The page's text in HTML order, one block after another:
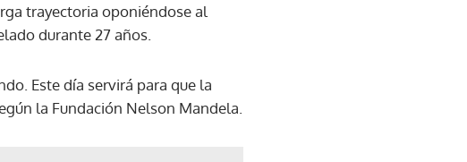
trayectoria oponiéndose al
durante 27 años.
Este día servirá para que la
la Fundación Nelson Mandela.